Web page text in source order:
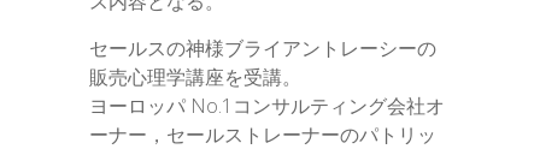
セールスの神様ブライアントレーシーの
販売心理学講座を受講。
ヨーロッパ No.1コンサルティング会社オ
ーナー，セールストレーナーのパトリッ